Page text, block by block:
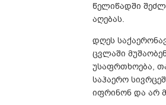
წელიწადში
აღებას.
დღეს
ცვლაში
უსაფრთხოება,
საჰაერო
იფრინონ და არ